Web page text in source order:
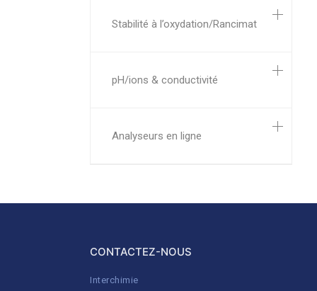
Stabilité à l’oxydation/Rancimat
pH/ions & conductivité
Analyseurs en ligne
CONTACTEZ-NOUS
Interchimie